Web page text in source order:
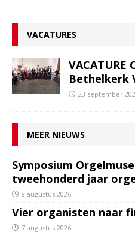
VACATURES
Bethelkerk
23 september
MEER NIEUWS
Symposium
tweehonderd jaar
8 augustus 2026
Vier organisten naar
7 augustus 2026